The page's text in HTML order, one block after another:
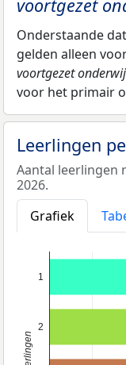
voortgezet
Onderstaande
gelden alleen
voortgezet
voor het primair
Leerlingen
Aantal leerlingen
2026.
Grafiek
1
2